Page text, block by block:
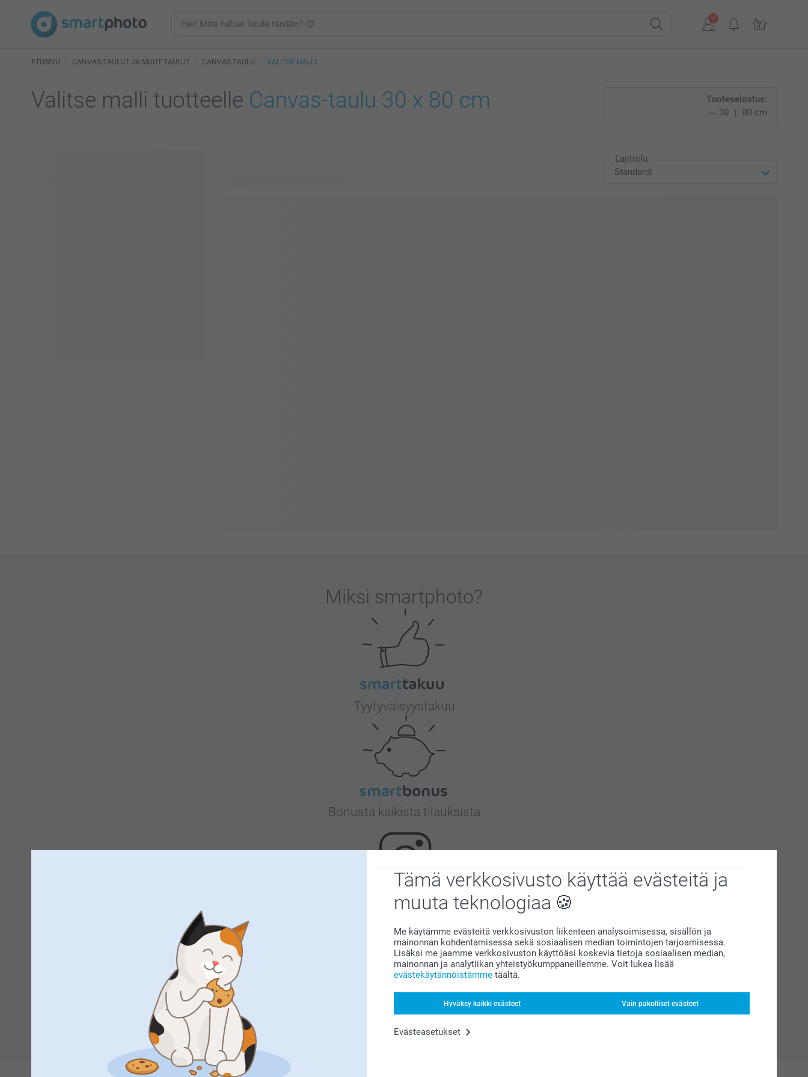
Tämä verkkosivusto käyttää evästeitä ja
muuta teknologiaa
Me käytämme evästeitä verkkosivuston liikenteen analysoimisessa, sisällön ja
mainonnan kohdentamisessa sekä sosiaalisen median toimintojen tarjoamisessa.
Lisäksi me jaamme verkkosivuston käyttöäsi koskevia tietoja sosiaalisen median,
mainonnan ja analytiikan yhteistyökumppaneillemme. Voit lukea lisää
evästekäytännöistämme täältä.
Hyväksy kaikki evästeet Vain pakolliset evästeet
Evästeasetukset
ETUSIVU CANVAS-TAULUT JA MUUT TAULUT CANVAS-TAULU VALITSE MALLI
Valitse malli tuotteelle Canvas-taulu 30 x 80 cm
Tuoteselostus:
30
80 cm
Lajittelu
Miksi smartphoto?
Tyytyväisyystakuu
Bonusta kaikista tilauksista